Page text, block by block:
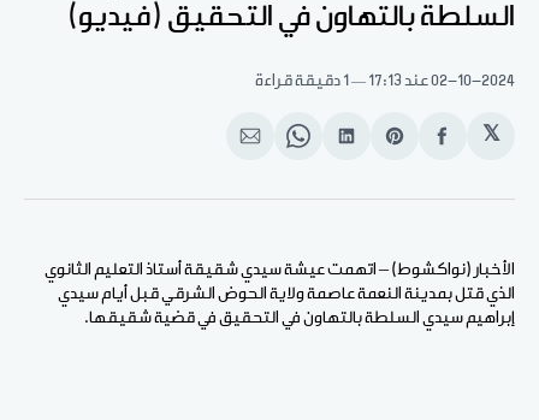
السلطة بالتهاون في التحقيق (فيديو)
02-10-2024عند 17:13 1 دقيقة قراءة
𝕏
انشر
الفيسبوك
Share
Pinterest
انشر
لينكد
Share
WhatsApp
انشر
الإيميل
الأخبار (نواكشوط) – اتهمت عيشة سيدي شقيقة أستاذ التعليم الثانوي
الذي قتل بمدينة النعمة عاصمة ولاية الحوض الشرقي قبل أيام سيدي
إبراهيم سيدي السلطة بالتهاون في التحقيق في قضية شقيقها.